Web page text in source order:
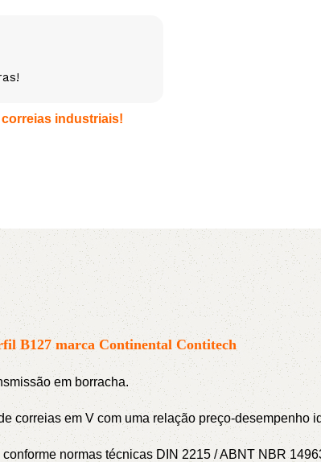
BX
ZX
industriais!
B127 marca Continental Contitech
em borracha.
correias em V com uma relação preço-desempenho
normas técnicas DIN 2215 / ABNT NBR